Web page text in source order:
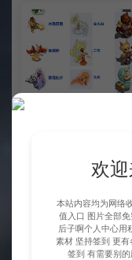
欢
本站内容均为网络
值入口 图片全部
后子啊个人中心用
素材 坚持签到 更
签到 有需要别